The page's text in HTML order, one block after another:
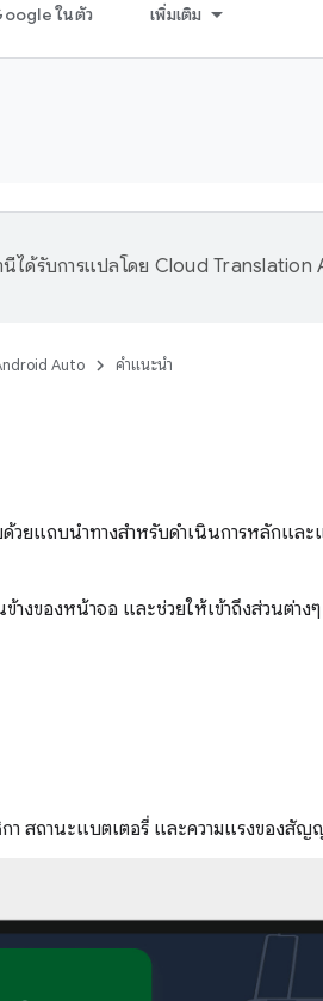
ในตัว เพิ่มเติม
ได้รับการแปลโดย Cloud Translation
Auto คำแนะนำ
วยแถบนำทางสำหรับดำเนินการหลักแล
างของหน้าจอ และช่วยให้เข้าถึงส่วนต่าง
า สถานะแบตเตอรี่ และความแรงของสั